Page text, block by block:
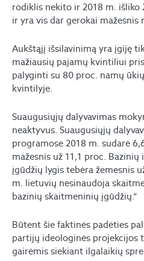
rodiklis nekito ir 2018 m. išliko
ir yra vis dar gerokai mažesnis
Aukštąjį išsilavinimą yra įgiję
mažiausių pajamų kvintiliui
palyginti su 80 proc. namų
kvintilyje.
Suaugusiųjų dalyvavimas
neaktyvus. Suaugusiųjų
programose 2018 m. sudarė
mažesnis už 11,1 proc.
įgūdžių lygis tebėra žemesnis
m. lietuvių nesinaudoja
bazinių skaitmeninių įgūdžių.“
Būtent šie faktinės padėties
partijų ideologinės projekcijos
gairėmis siekiant ilgalaikių